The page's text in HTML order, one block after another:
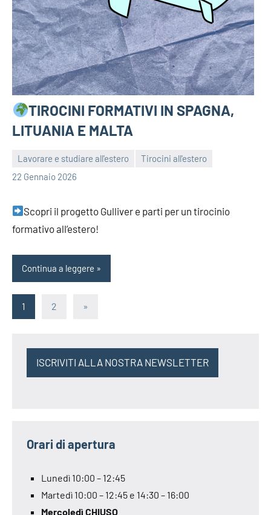
TIROCINI FORMATIVI IN SPAGNA,
LITUANIA E MALTA
Lavorare e studiare all'estero
Tirocini all'estero
22 Gennaio 2026
bragiovani
Scopri il progetto Gulliver e parti per un tirocinio
formativo all’estero!
Continua a leggere
Paginazione
articoli
1 2
Articolo
»
ISCRIVITI ALLA NOSTRA NEWSLETTER
Orari di apertura
Lunedì 10:00 – 12:45
Martedì 10:00 – 12:45 e 14:30 – 16:00
Mercoledì CHIUSO